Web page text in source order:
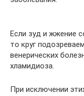
Если зуд и жжение
то круг
венерических
хламидиоза.
При исключении